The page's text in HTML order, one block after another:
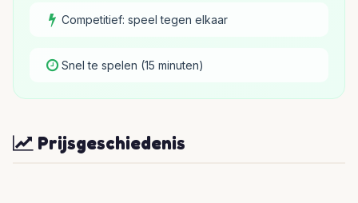
Competitief: speel tegen elkaar
Snel te spelen (15 minuten)
Prijsgeschiedenis